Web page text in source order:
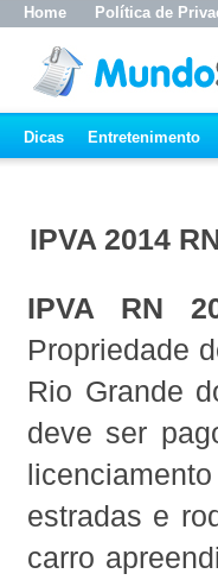
Home Política de
Dicas Entretenimento
IPVA 2014
IPVA RN
Propriedade
Rio Grande
deve ser
estradas e
carro